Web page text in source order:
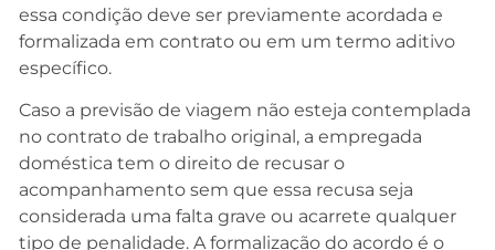
essa condição deve ser previamente acordada e
formalizada em contrato ou em um termo aditivo
específico.
Caso a previsão de viagem não esteja contemplada
no contrato de trabalho original, a empregada
doméstica tem o direito de recusar o
acompanhamento sem que essa recusa seja
considerada uma falta grave ou acarrete qualquer
tipo de penalidade. A formalização do acordo é o